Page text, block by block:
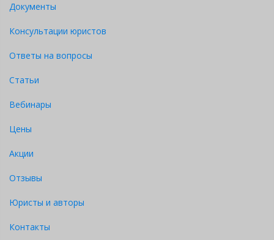
Документы
Консультации юристов
Ответы на вопросы
Статьи
Вебинары
Цены
Акции
Отзывы
Юристы и авторы
Контакты